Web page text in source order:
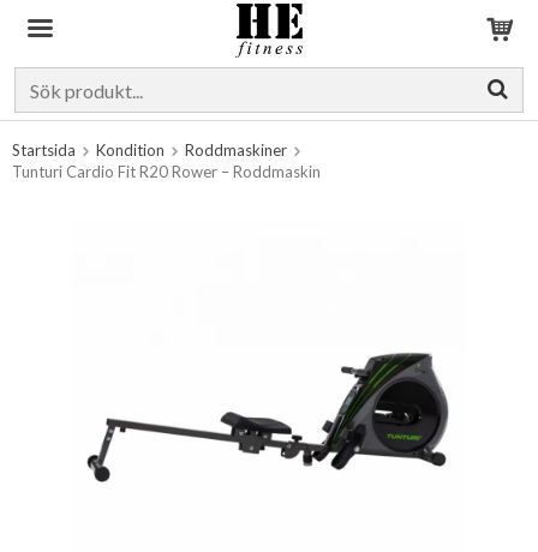
Startsida Kondition
Roddmaskiner
Tunturi Cardio Fit R20 Rower – Roddmaskin